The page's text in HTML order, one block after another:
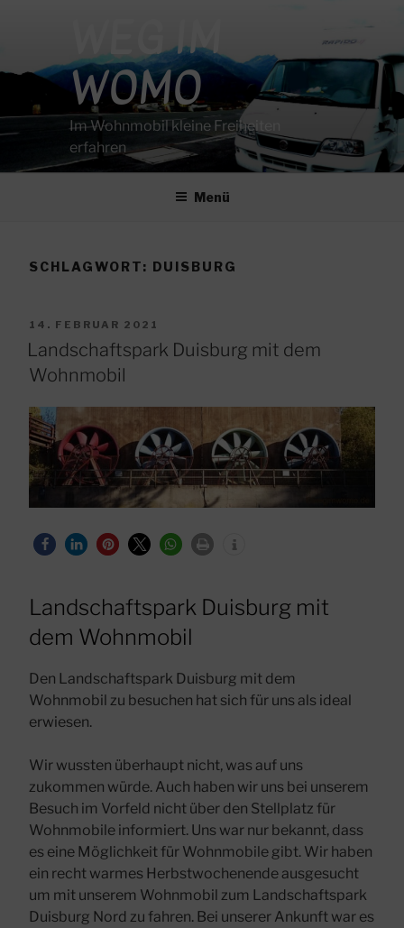
WEG IM
WOMO
Im Wohnmobil kleine Freiheiten
erfahren
Menü
SCHLAGWORT: DUISBURG
VERÖFFENTLICHT
AM
14. FEBRUAR 2021
Landschaftspark Duisburg mit dem
Wohnmobil
Landschaftspark Duisburg mit
dem Wohnmobil
Den Landschaftspark Duisburg mit dem
Wohnmobil zu besuchen hat sich für uns als ideal
erwiesen.
Wir wussten überhaupt nicht, was auf uns
zukommen würde. Auch haben wir uns bei unserem
Besuch im Vorfeld nicht über den Stellplatz für
Wohnmobile informiert. Uns war nur bekannt, dass
es eine Möglichkeit für Wohnmobile gibt. Wir haben
ein recht warmes Herbstwochenende ausgesucht
um mit unserem Wohnmobil zum Landschaftspark
Duisburg Nord zu fahren. Bei unserer Ankunft war es